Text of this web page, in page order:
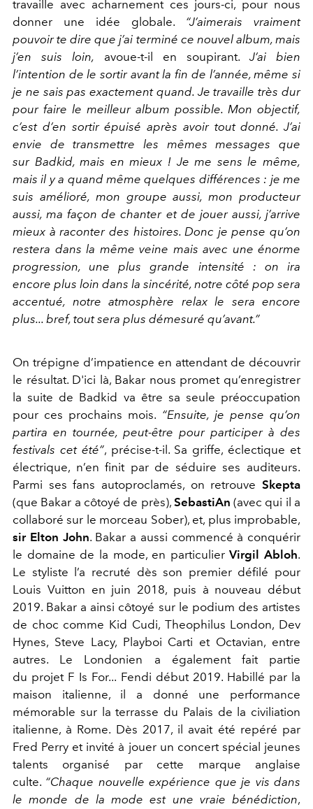
travaille avec acharnement ces jours-ci, pour nous
donner une idée globale. “J’aimerais vraiment
pouvoir te dire que j’ai terminé ce nouvel album, mais
j’en suis loin, avoue-t-il en soupirant. J’ai bien
l’intention de le sortir avant la fin de l’année, même si
je ne sais pas exactement quand. Je travaille très dur
pour faire le meilleur album possible. Mon objectif,
c’est d’en sortir épuisé après avoir tout donné. J’ai
envie de transmettre les mêmes messages que
sur Badkid, mais en mieux ! Je me sens le même,
mais il y a quand même quelques différences : je me
suis amélioré, mon groupe aussi, mon producteur
aussi, ma façon de chanter et de jouer aussi, j’arrive
mieux à raconter des histoires. Donc je pense qu’on
restera dans la même veine mais avec une énorme
progression, une plus grande intensité : on ira
encore plus loin dans la sincérité, notre côté pop sera
accentué, notre atmosphère relax le sera encore
plus... bref, tout sera plus démesuré qu’avant.”
On trépigne d’impatience en attendant de découvrir
le résultat. D'ici là, Bakar nous promet qu’enregistrer
la suite de Badkid va être sa seule préoccupation
pour ces prochains mois. “Ensuite, je pense qu’on
partira en tournée, peut-être pour participer à des
festivals cet été”, précise-t-il. Sa griffe, éclectique et
électrique, n’en finit par de séduire ses auditeurs.
Parmi ses fans autoproclamés, on retrouve Skepta
(que Bakar a côtoyé de près), SebastiAn (avec qui il a
collaboré sur le morceau Sober), et, plus improbable,
sir Elton John. Bakar a aussi commencé à conquérir
le domaine de la mode, en particulierVirgil Abloh.
Le styliste l’a recruté dès son premier défilé pour
Louis Vuitton en juin 2018, puis à nouveau début
2019. Bakar a ainsi côtoyé sur le podium des artistes
de choc comme Kid Cudi, Theophilus London, Dev
Hynes, Steve Lacy, Playboi Carti et Octavian, entre
autres. Le Londonien a également fait partie
du projet F Is For... Fendi début 2019. Habillé par la
maison italienne, il a donné une performance
mémorable sur la terrasse du Palais de la civiliation
italienne, à Rome. Dès 2017, il avait été repéré par
Fred Perry et invité à jouer un concert spécial jeunes
talents organisé par cette marque anglaise
culte. “Chaque nouvelle expérience que je vis dans
le monde de la mode est une vraie bénédiction,